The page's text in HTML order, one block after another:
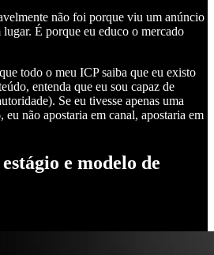
não foi porque viu um anúncio
É porque eu educo o mercado
todo o meu ICP saiba que eu existo
entenda que eu sou capaz de
Se eu tivesse apenas uma
eu não apostaria em canal, apostaria em
e modelo de